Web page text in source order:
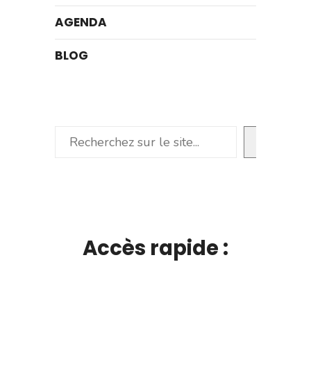
AGENDA
BLOG
Rechercher
Accès rapide :